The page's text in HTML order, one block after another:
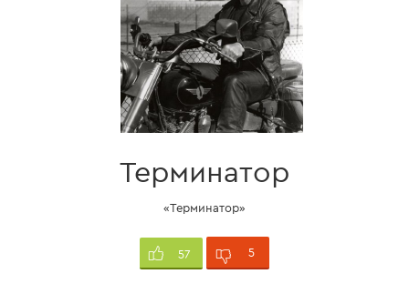
Терминатор
«Терминатор»
57 5